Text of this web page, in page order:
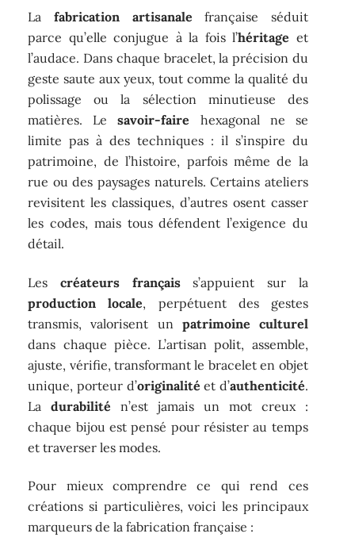
La fabrication artisanale française séduit
parce qu’elle conjugue à la fois l’héritage et
l’audace. Dans chaque bracelet, la précision du
geste saute aux yeux, tout comme la qualité du
polissage ou la sélection minutieuse des
matières. Lesavoir-faire hexagonal ne se
limite pas à des techniques : il s’inspire du
patrimoine, de l’histoire, parfois même de la
rue ou des paysages naturels. Certains ateliers
revisitent les classiques, d’autres osent casser
les codes, mais tous défendent l’exigence du
détail.
Lescréateurs françaiss’appuient sur la
production locale, perpétuent des gestes
transmis, valorisent un patrimoine culturel
dans chaque pièce. L’artisan polit, assemble,
ajuste, vérifie, transformant le bracelet en objet
unique, porteur d’originalité et d’authenticité.
Ladurabilité n’est jamais un mot creux :
chaque bijou est pensé pour résister au temps
et traverser les modes.
Pour mieux comprendre ce qui rend ces
créations si particulières, voici les principaux
marqueurs de la fabrication française :